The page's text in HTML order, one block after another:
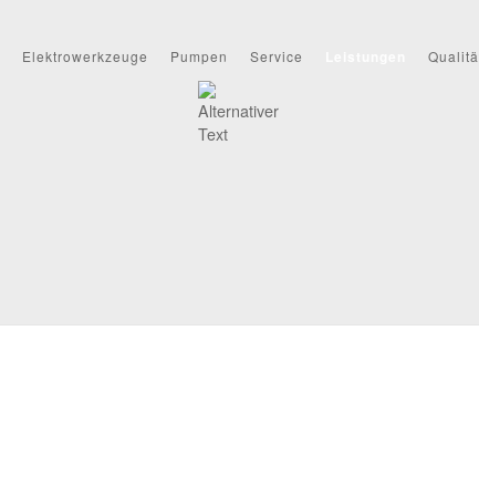
Elektrowerkzeuge Pumpen Service